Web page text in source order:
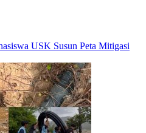
USK Susun Peta Mitigasi